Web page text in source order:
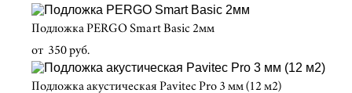
Подложка PERGO Smart Basic 2мм
от 350 pуб.
Подложка акустическая Pavitec Pro 3 мм (12 м2)